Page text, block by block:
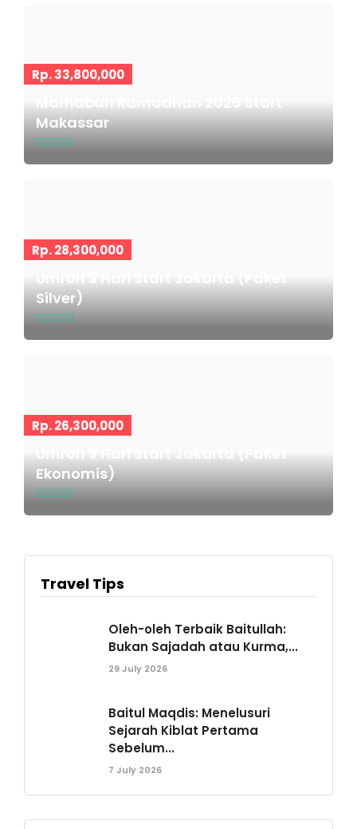
Rp. 33,800,000
Marhaban Ramadhan 2026 Start
Makassar
Rp. 28,300,000
Umroh 9 Hari Start Jakarta (Paket
Silver)
Rp. 26,300,000
Umroh 9 Hari Start Jakarta (Paket
Ekonomis)
Travel Tips
Oleh-oleh Terbaik Baitullah:
Bukan Sajadah atau Kurma,...
29 July 2026
Baitul Maqdis: Menelusuri
Sejarah Kiblat Pertama
Sebelum...
7 July 2026